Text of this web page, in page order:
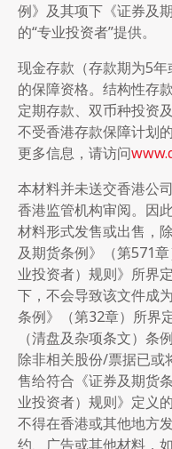
例》及其项下《证券及
的“专业投资者”提供。
现金存款（存款期为5
的保障资格。结构性存
定期存款、双币种投资
不受香港存款保障计划
更多信息，请访问
本材料并未送交香港公
香港监管机构审阅。因
材料形式发售或出售，
及期货条例》（第571
业投资者）规则》所界
下，不会导致该文件成
条例》（第32章）所界
（清盘及杂项条文）条
除非相关股份/票据已或
售给符合《证券及期货
业投资者）规则》定义
不得在香港或其他地方
约、广告或其他材料，